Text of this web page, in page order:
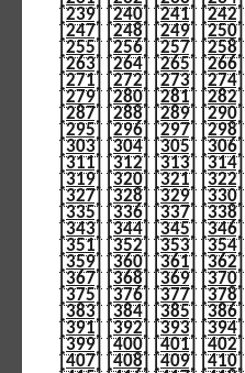
[239] [240] [241] [242]
[247] [248] [249] [250]
[255] [256] [257] [258]
[263] [264] [265] [266]
[271] [272] [273] [274]
[279] [280] [281] [282]
[287] [288] [289] [290]
[295] [296] [297] [298]
[303] [304] [305] [306]
[311] [312] [313] [314]
[319] [320] [321] [322]
[327] [328] [329] [330]
[335] [336] [337] [338]
[343] [344] [345] [346]
[351] [352] [353] [354]
[359] [360] [361] [362]
[367] [368] [369] [370]
[375] [376] [377] [378]
[383] [384] [385] [386]
[391] [392] [393] [394]
[399] [400] [401] [402]
[407] [408] [409] [410]